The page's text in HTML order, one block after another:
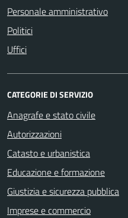
Personale amministrativo
Politici
Uffici
CATEGORIE DI SERVIZIO
Anagrafe e stato civile
Autorizzazioni
Catasto e urbanistica
Educazione e formazione
Giustizia e sicurezza pubblica
Imprese e commercio